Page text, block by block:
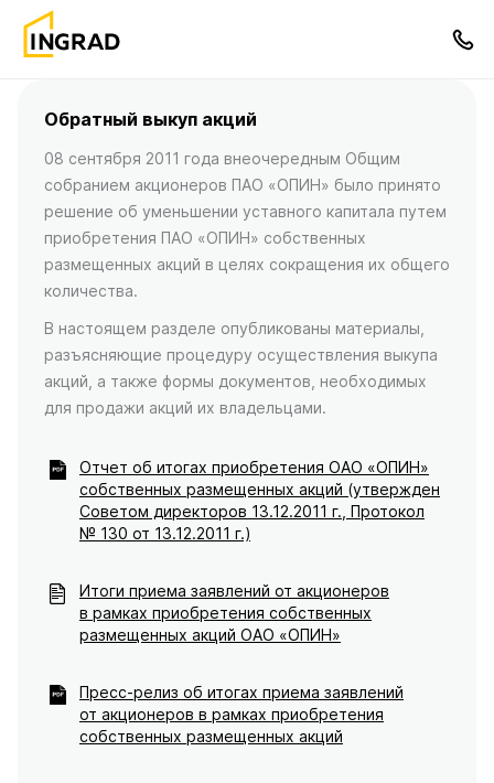
Обратный выкуп акций
08 сентября 2011 года внеочередным Общим
собранием акционеров ПАО «ОПИН» было принято
решение об уменьшении уставного капитала путем
приобретения ПАО «ОПИН» собственных
размещенных акций в целях сокращения их общего
количества.
В настоящем разделе опубликованы материалы,
разъясняющие процедуру осуществления выкупа
акций, а также формы документов, необходимых
для продажи акций их владельцами.
Отчет об итогах приобретения ОАО «ОПИН»
собственных размещенных акций (утвержден
Советом директоров 13.12.2011 г., Протокол
№ 130 от 13.12.2011 г.)
Итоги приема заявлений от акционеров
в рамках приобретения собственных
размещенных акций ОАО «ОПИН»
Пресс-релиз об итогах приема заявлений
от акционеров в рамках приобретения
собственных размещенных акций